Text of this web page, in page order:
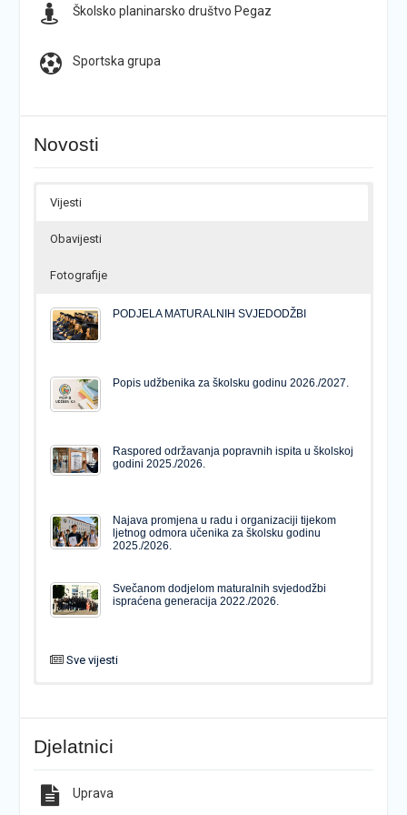
Školsko planinarsko društvo Pegaz
Sportska grupa
Novosti
Vijesti
Obavijesti
Fotografije
PODJELA MATURALNIH SVJEDODŽBI
Popis udžbenika za školsku godinu 2026./2027.
Raspored održavanja popravnih ispita u školskoj
godini 2025./2026.
Najava promjena u radu i organizaciji tijekom
ljetnog odmora učenika za školsku godinu
2025./2026.
Svečanom dodjelom maturalnih svjedodžbi
ispraćena generacija 2022./2026.
Sve vijesti
Popis udžbenika za školsku godinu 2026./2027.
Natječaj za upis u 1. razred Katoličke gimnazije s
pravom javnosti
Djelatnici
Uprava